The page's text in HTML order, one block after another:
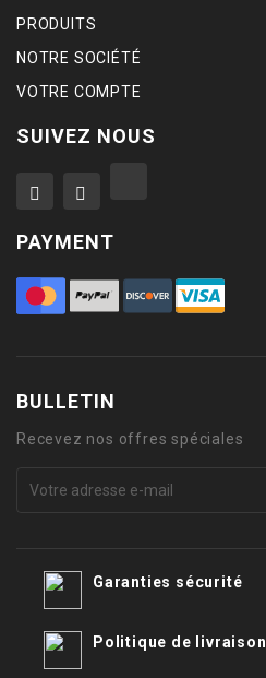
PRODUITS
NOTRE SOCIÉTÉ
VOTRE COMPTE
SUIVEZ NOUS
PAYMENT
BULLETIN
Recevez nos offres spéciales
Garanties sécurité
Politique de livraison